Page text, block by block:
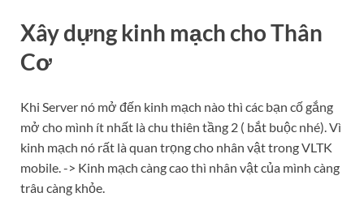
Xây dựng kinh mạch cho Thân
Cơ
Khi Server nó mở đến kinh mạch nào thì các bạn cố gắng
mở cho mình ít nhất là chu thiên tầng 2 ( bắt buộc nhé). Vì
kinh mạch nó rất là quan trọng cho nhân vật trong VLTK
mobile. -> Kinh mạch càng cao thì nhân vật của mình càng
trâu càng khỏe.